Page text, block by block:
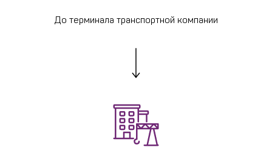
До терминала транспортной компании